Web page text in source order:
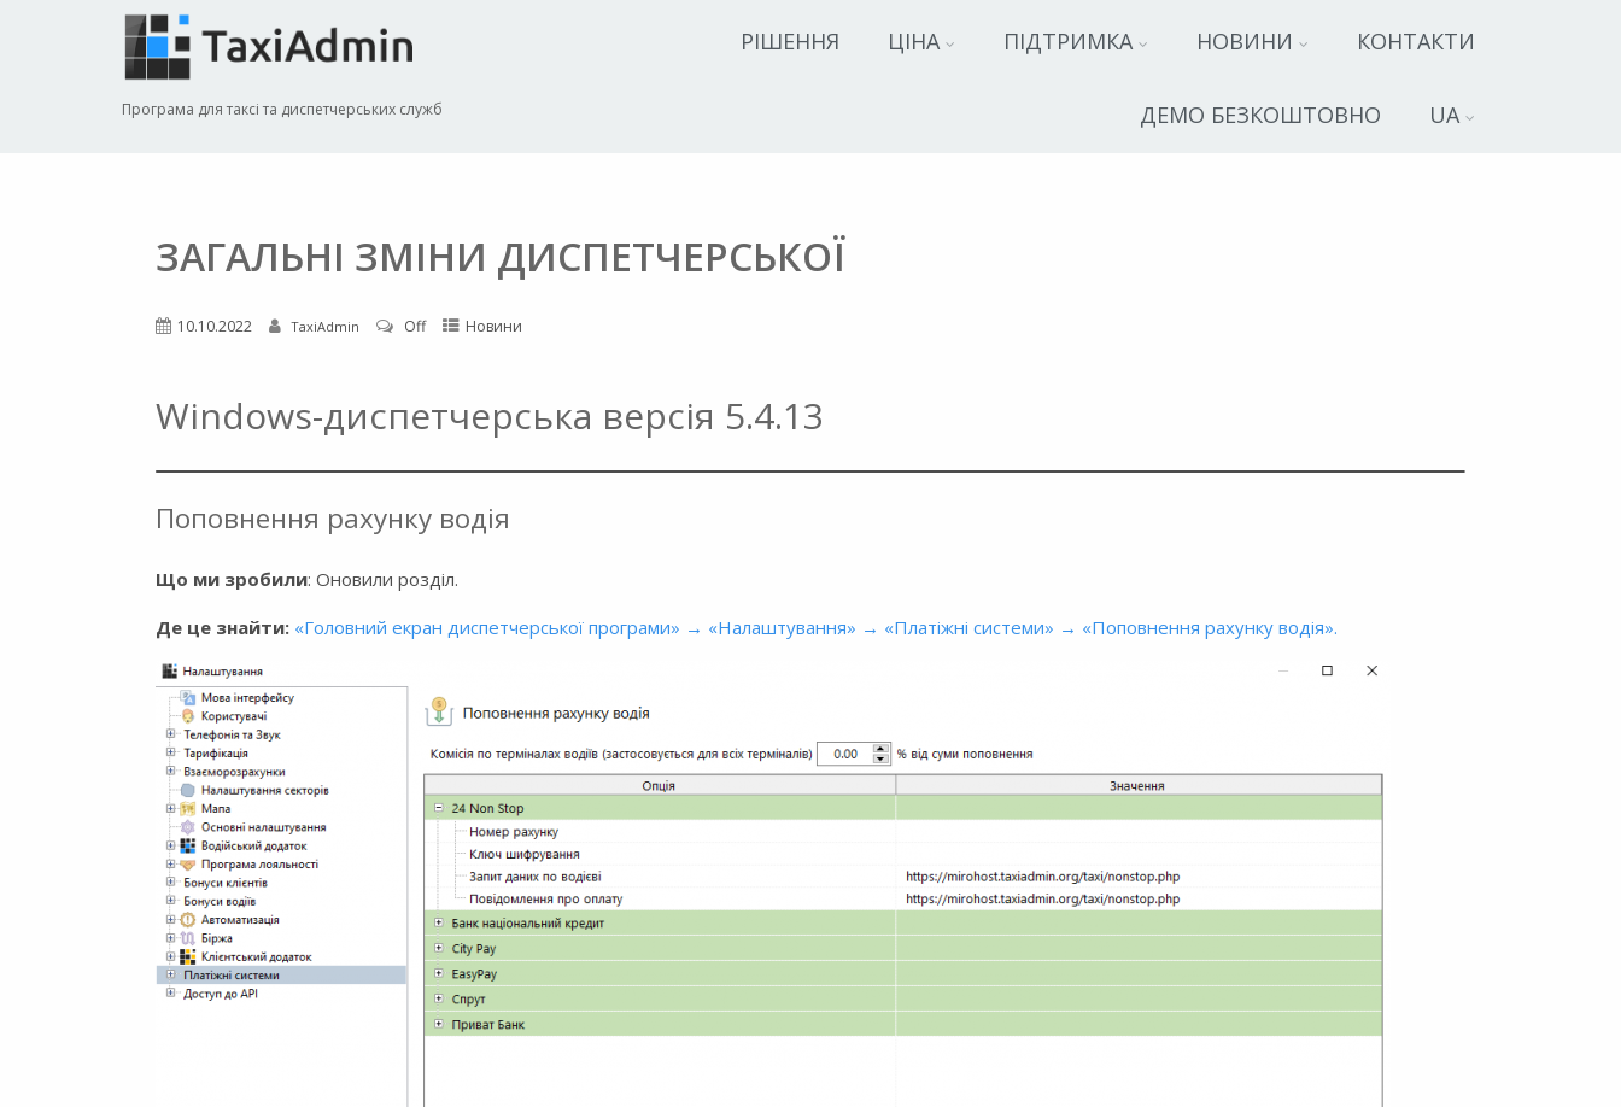
Програма для таксі та диспетчерських служб
РІШЕННЯ ЦІНА ПІДТРИМКА НОВИНИ КОНТАКТИ
ДЕМО БЕЗКОШТОВНО UA
ЗАГАЛЬНІ ЗМІНИ ДИСПЕТЧЕРСЬКОЇ
10.10.2022 TaxiAdmin Off Новини
Windows-диспетчерська версія 5.4.13
Поповнення рахунку водія
Що ми зробили: Оновили розділ.
Де це знайти: «Головний екран диспетчерської програми» → «Налаштування» → «Платіжні системи» → «Поповнення рахунку водія».